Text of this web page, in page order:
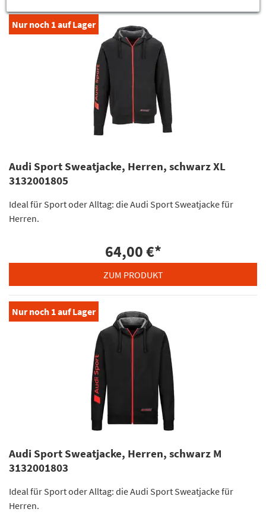
Nur noch 1auf Lager
Audi Sport Sweatjacke, Herren, schwarz XL
3132001805
Ideal für Sport oder Alltag: die Audi Sport Sweatjacke für
Herren.
64,00 €*
ZUM PRODUKT
Nur noch 1auf Lager
Audi Sport Sweatjacke, Herren, schwarz M
3132001803
Ideal für Sport oder Alltag: die Audi Sport Sweatjacke für
Herren.